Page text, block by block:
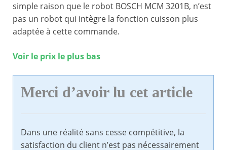
simple raison que le robot BOSCH MCM 3201B, n’est
pas un robot qui intègre la fonction cuisson plus
adaptée à cette commande.
Voir le prix le plus bas
Merci d’avoir lu cet article
Dans une réalité sans cesse compétitive, la
satisfaction du client n’est pas nécessairement